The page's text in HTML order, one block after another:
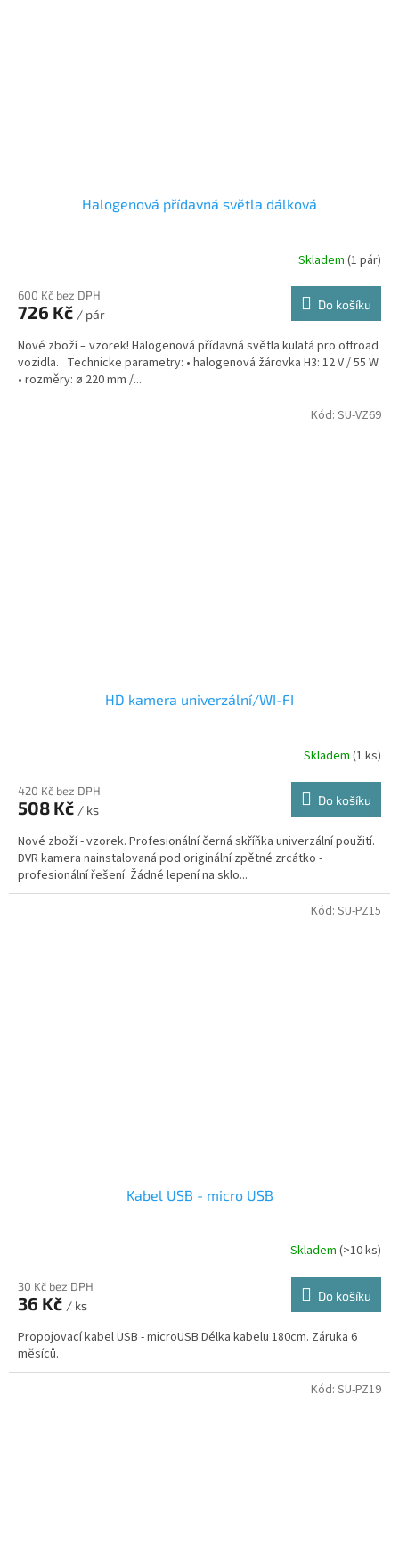
Halogenová přídavná světla dálková
Skladem (1 pár)
600 Kč bez DPH
726 Kč / pár
Do košíku
Nové zboží – vzorek! Halogenová přídavná světla kulatá pro offroad
vozidla. Technicke parametry: • halogenová žárovka H3: 12 V / 55 W
• rozměry: ø 220 mm /...
HD kamera univerzální/WI-FI
Skladem (1 ks)
420 Kč bez DPH
508 Kč / ks
Do košíku
Nové zboží - vzorek. Profesionální černá skříňka univerzální použití.
DVR kamera nainstalovaná pod originální zpětné zrcátko -
profesionální řešení. Žádné lepení na sklo...
Kód: SU-VZ69
Kabel USB - micro USB
Skladem (>10 ks)
30 Kč bez DPH
36 Kč / ks
Do košíku
Propojovací kabel USB - microUSB Délka kabelu 180cm. Záruka 6
měsíců.
Kód: SU-PZ15
Kód: SU-PZ19